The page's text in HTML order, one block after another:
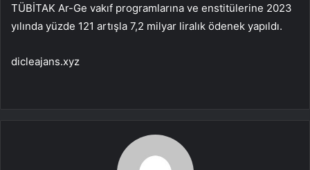
TÜBİTAK Ar-Ge vakıf programlarına ve enstitülerine 2023
yılında yüzde 121 artışla 7,2 milyar liralık ödenek yapıldı.
dicleajans.xyz